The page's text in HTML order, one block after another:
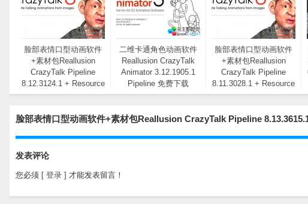
脸部表情口型动画软件
+素材包Reallusion
CrazyTalk Pipeline
8.12.3124.1 + Resource
Pack Win免费下载
二维卡通角色动画软件
Reallusion CrazyTalk
Animator 3.12.1905.1
Pipeline 免费下载
脸部表情口型动画软件
+素材包Reallusion
CrazyTalk Pipeline
8.11.3028.1 + Resource
Pack Win免费下载
脸部表情口型动画软件+素材包Reallusion CrazyTalk Pipeline
发表评论
您必须 [ 登录 ] 才能发表留言！